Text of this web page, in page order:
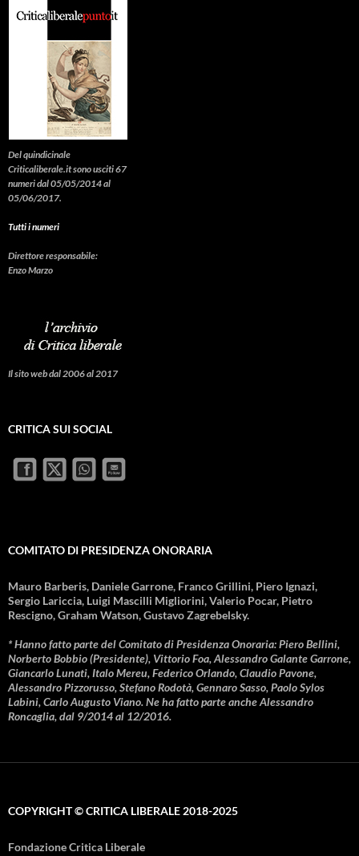
Del quindicinale
Criticaliberale.it sono usciti 67
numeri dal 05/05/2014 al
05/06/2017.
Tutti i numeri
Direttore responsabile:
Enzo Marzo
Il sito web dal 2006 al 2017
CRITICA SUI SOCIAL
COMITATO DI PRESIDENZA ONORARIA
Mauro Barberis, Daniele Garrone, Franco Grillini, Piero Ignazi,
Sergio Lariccia, Luigi Mascilli Migliorini, Valerio Pocar, Pietro
Rescigno, Graham Watson, Gustavo Zagrebelsky.
* Hanno fatto parte del Comitato di Presidenza Onoraria: Piero Bellini,
Norberto Bobbio (Presidente), Vittorio Foa, Alessandro Galante Garrone,
Giancarlo Lunati, Italo Mereu, Federico Orlando, Claudio Pavone,
Alessandro Pizzorusso, Stefano Rodotà, Gennaro Sasso, Paolo Sylos
Labini, Carlo Augusto Viano. Ne ha fatto parte anche Alessandro
Roncaglia, dal 9/2014 al 12/2016.
COPYRIGHT © CRITICA LIBERALE 2018-2025
Fondazione Critica Liberale